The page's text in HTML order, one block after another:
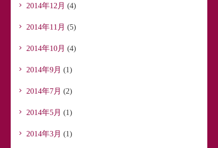
2014年12月 (4)
2014年11月 (5)
2014年10月 (4)
2014年9月 (1)
2014年7月 (2)
2014年5月 (1)
2014年3月 (1)